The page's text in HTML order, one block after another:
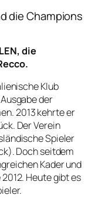
die Champions
die
Klub
der
2013 kehrte er
Der Verein
Spieler
Doch seitdem
Kader und
Heute gibt es